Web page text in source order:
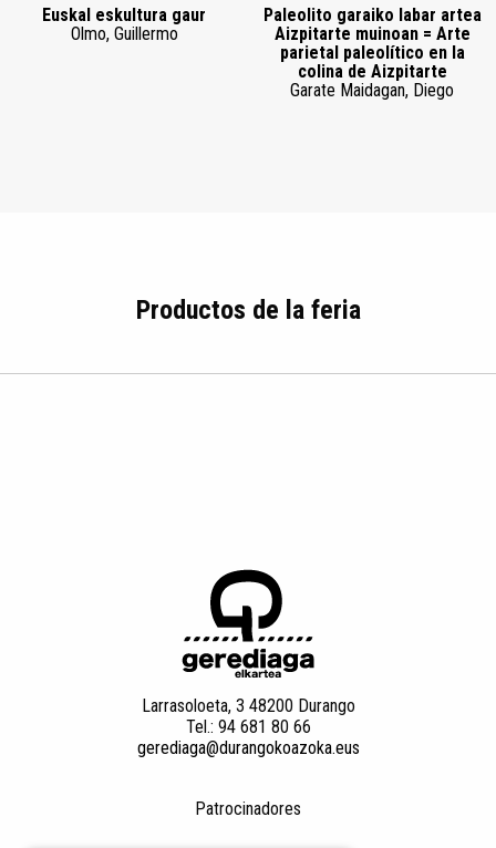
Euskal eskultura gaur
Olmo, Guillermo
Paleolito garaiko labar artea
Aizpitarte muinoan = Arte
parietal paleolítico en la
colina de Aizpitarte
Garate Maidagan, Diego
Productos de la feria
Larrasoloeta, 3 48200 Durango
Tel.: 94 681 80 66
gerediaga@durangokoazoka.eus
Patrocinadores